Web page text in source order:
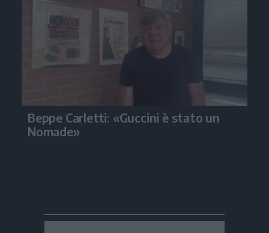
Beppe Carletti: «Guccini è stato un
Nomade»